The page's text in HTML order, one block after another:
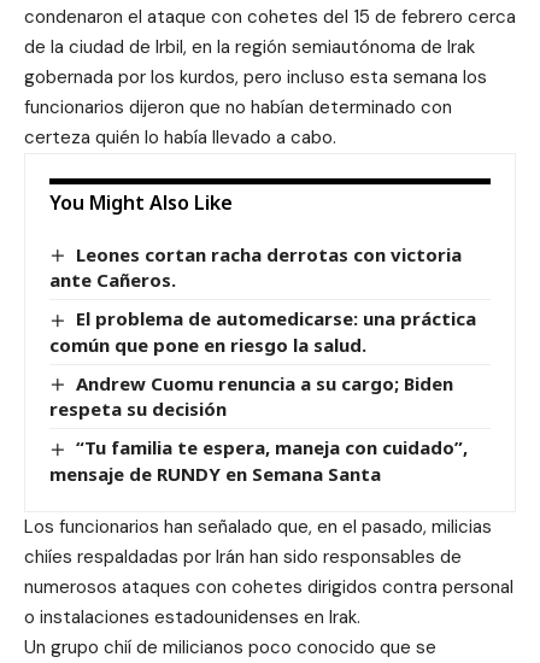
condenaron el ataque con cohetes del 15 de febrero cerca
de la ciudad de Irbil, en la región semiautónoma de Irak
gobernada por los kurdos, pero incluso esta semana los
funcionarios dijeron que no habían determinado con
certeza quién lo había llevado a cabo.
You Might Also Like
Leones cortan racha derrotas con victoria
ante Cañeros.
El problema de automedicarse: una práctica
común que pone en riesgo la salud.
Andrew Cuomu renuncia a su cargo; Biden
respeta su decisión
“Tu familia te espera, maneja con cuidado”,
mensaje de RUNDY en Semana Santa
Los funcionarios han señalado que, en el pasado, milicias
chiíes respaldadas por Irán han sido responsables de
numerosos ataques con cohetes dirigidos contra personal
o instalaciones estadounidenses en Irak.
Un grupo chií de milicianos poco conocido que se